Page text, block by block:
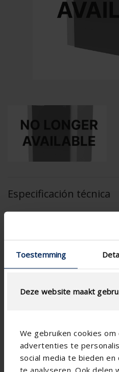
Toestemming
Deze website maakt
We gebruiken cookies om
advertenties te
social media te bieden
te analyseren. Ook delen
Especificación técnica
Aprobado por CE
Diámetro de empalme
Drenaje de espacios secos
mediante Smartzone
Sensores para la detección